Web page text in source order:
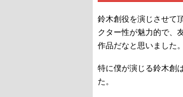
鈴木創役を演じさせて
クター性が魅力的で、
作品だなと思いました。
特に僕が演じる鈴木創
た。